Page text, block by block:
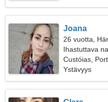
Joana
26 vuotta,
Ihastuttava
Custóias,
Ystävyys